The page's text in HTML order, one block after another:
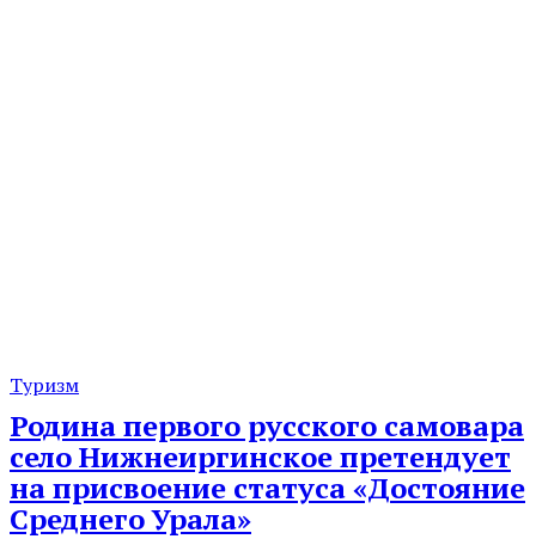
Туризм
Родина первого русского самовара
село Нижнеиргинское претендует
на присвоение статуса «Достояние
Среднего Урала»